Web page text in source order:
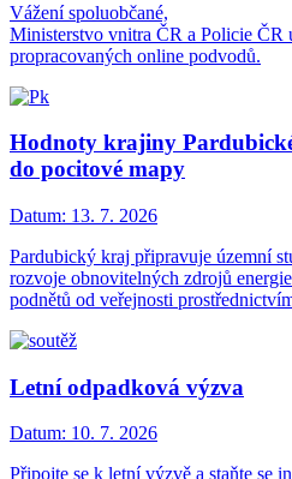
Vážení spoluobčané,
Ministerstvo vnitra ČR a Policie ČR
propracovaných online podvodů.
Hodnoty krajiny
do pocitové mapy
Datum: 13. 7. 2026
Pardubický kraj připravuje územní
rozvoje obnovitelných zdrojů
podnětů od veřejnosti
Letní odpadková výzva
Datum: 10. 7. 2026
Připojte se k letní výzvě a staňte se